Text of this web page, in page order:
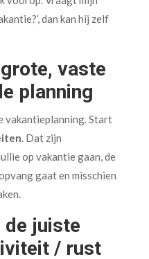
dan kan hij zelf
vaste
planning
vakantieplanning. Start
. Dat zijn
op vakantie gaan, de
gaat en misschien
juiste
/ rust